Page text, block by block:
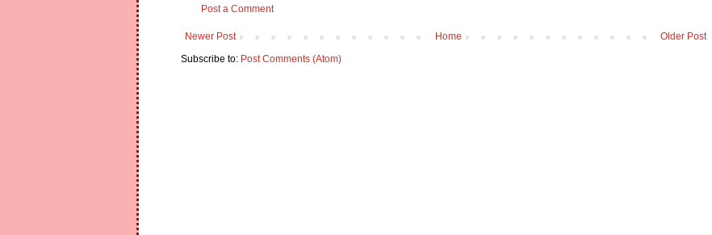
Post a Comment
Newer Post Older Post
Home
Subscribe to: Post Comments (Atom)